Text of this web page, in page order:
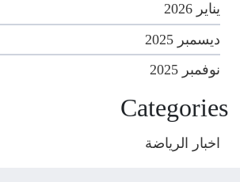
يناير 2026
ديسمبر 2025
نوفمبر 2025
Categories
اخبار الرياضة